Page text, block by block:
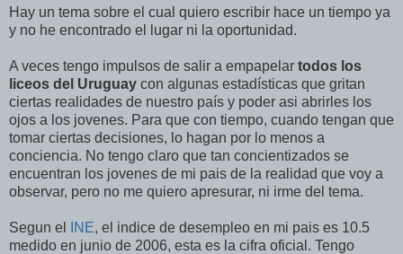
Hay un tema sobre el cual quiero escribir hace un tiempo ya
y no he encontrado el lugar ni la oportunidad.
A veces tengo impulsos de salir a empapelar todos los
liceos del Uruguay con algunas estadísticas que gritan
ciertas realidades de nuestro país y poder asi abrirles los
ojos a los jovenes. Para que con tiempo, cuando tengan que
tomar ciertas decisiones, lo hagan por lo menos a
conciencia. No tengo claro que tan concientizados se
encuentran los jovenes de mi pais de la realidad que voy a
observar, pero no me quiero apresurar, ni irme del tema.
Segun el INE, el indice de desempleo en mi pais es 10.5
medido en junio de 2006, esta es la cifra oficial. Tengo